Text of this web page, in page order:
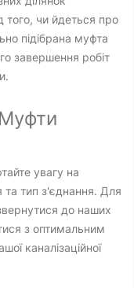
того, чи йдеться про
підібрана муфта
завершення робіт
увагу на
та тип з'єднання. Для
до наших
з оптимальним
каналізаційної